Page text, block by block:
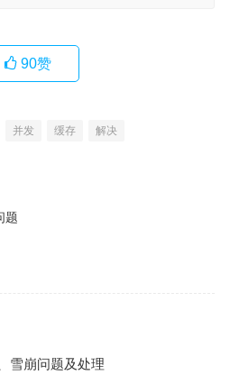
90赞
并发 缓存 解决
题
雪崩问题及处理